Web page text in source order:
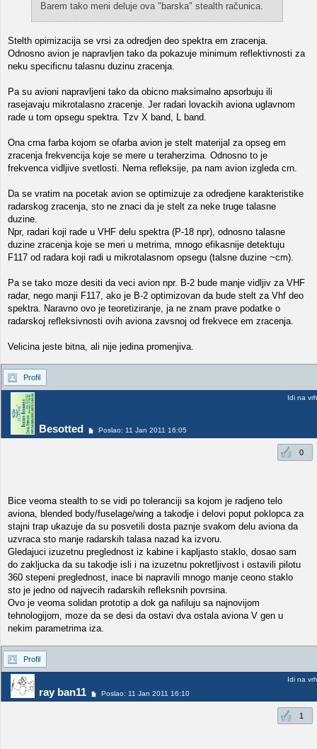
Barem tako meni deluje ova "barska" stealth računica.
Stelth opimizacija se vrsi za odredjen deo spektra em zracenja.
Odnosno avion je napravljen tako da pokazuje minimum reflektivnosti za
neku specificnu talasnu duzinu zracenja.
Pa su avioni napravljeni tako da obicno maksimalno apsorbuju ili
rasejavaju mikrotalasno zracenje. Jer radari lovackih aviona uglavnom
rade u tom opsegu spektra. Tzv X band, L band.
Ona crna farba kojom se ofarba avion je stelt materijal za opseg em
zracenja frekvencija koje se mere u teraherzima. Odnosno to je
frekvenca vidljive svetlosti. Nema refleksije, pa nam avion izgleda crn.
Da se vratim na pocetak avion se optimizuje za odredjene karakteristike
radarskog zracenja, sto ne znaci da je stelt za neke truge talasne
duzine.
Npr, radari koji rade u VHF delu spektra (P-18 npr), odnosno talasne
duzine zracenja koje se meri u metrima, mnogo efikasnije detektuju
F117 od radara koji radi u mikrotalasnom opsegu (talsne duzine ~cm).
Pa se tako moze desiti da veci avion npr. B-2 bude manje vidljiv za VHF
radar, nego manji F117, ako je B-2 optimizovan da bude stelt za Vhf deo
spektra. Naravno ovo je teoretiziranje, ja ne znam prave podatke o
radarskoj refleksivnosti ovih aviona zavsnoj od frekvece em zracenja.
Velicina jeste bitna, ali nije jedina promenjiva.
Profil
Besotted Poslao: 11 Jan 2011 16:05
Idi na vrh
0
Bice veoma stealth to se vidi po toleranciji sa kojom je radjeno telo
aviona, blended body/fuselage/wing a takodje i delovi poput poklopca za
stajni trap ukazuje da su posvetili dosta paznje svakom delu aviona da
uzvraca sto manje radarskih talasa nazad ka izvoru.
Gledajuci izuzetnu preglednost iz kabine i kapljasto staklo, dosao sam
do zakljucka da su takodje isli i na izuzetnu pokretljivost i ostavili pilotu
360 stepeni preglednost, inace bi napravili mnogo manje ceono staklo
sto je jedno od najvecih radarskih refleksnih povrsina.
Ovo je veoma solidan prototip a dok ga nafiluju sa najnovijom
tehnologijom, moze da se desi da ostavi dva ostala aviona V gen u
nekim parametrima iza.
Profil
ray ban11 Poslao: 11 Jan 2011 16:10
Idi na vrh
1